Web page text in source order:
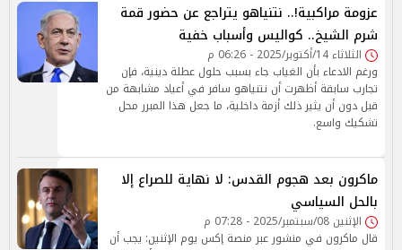
عزومة مراكبية!.. نتنياهو يتراجع عن حضور قمة
شرم الشيخ.. كواليس وأسباب خفية
الثلاثاء 14/أكتوبر/2025 - 06:26 م
ورغم الادعاء بأن الغياب جاء بسبب حلول عطلة دينية، فإن
تجارب سابقة أظهرت أن نتنياهو سافر في أعياد مشابهة من
قبل دون أن يثير ذلك أزمة داخلية، ما جعل هذا المبرر محل
تشكيك واسع.
ماكرون بعد هجوم القدس: لا نهاية للصراع إلا
بالحل السياسي
الإثنين 08/سبتمبر/2025 - 07:28 م
قال ماكرون في منشور عبر منصة إكس يوم الإثنين: يجب أن